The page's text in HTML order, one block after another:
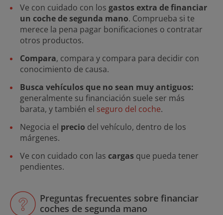
Ve con cuidado con los gastos extra de financiar
un coche de segunda mano. Comprueba si te
merece la pena pagar bonificaciones o contratar
otros productos.
Compara, compara y compara para decidir con
conocimiento de causa.
Busca vehículos que no sean muy antiguos:
generalmente su financiación suele ser más
barata, y también el seguro del coche.
Negocia el precio del vehículo, dentro de los
márgenes.
Ve con cuidado con las cargas que pueda tener
pendientes.
Preguntas frecuentes sobre financiar
coches de segunda mano